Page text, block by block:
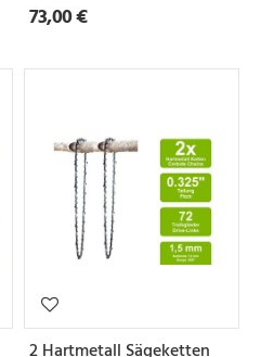
73,00 €
2 Hartmetall Sägeketten